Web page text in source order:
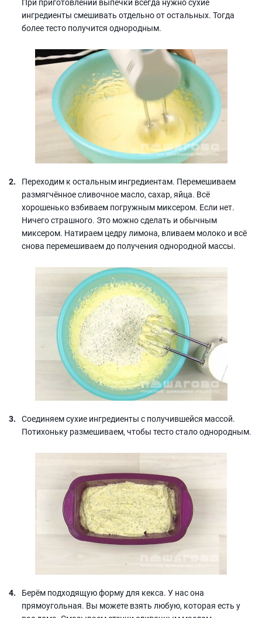
ингредиенты смешивать отдельно от остальных. Тогда
более тесто получится однородным.
Переходим к остальным ингредиентам. Перемешиваем
размягчённое сливочное масло, сахар, яйца. Всё
хорошенько взбиваем погружным миксером. Если нет.
Ничего страшного. Это можно сделать и обычным
миксером. Натираем цедру лимона, вливаем молоко и всё
снова перемешиваем до получения однородной массы.
Соединяем сухие ингредиенты с получившейся массой.
Потихоньку размешиваем, чтобы тесто стало однородным.
Берём подходящую форму для кекса. У нас она
прямоугольная. Вы можете взять любую, которая есть у